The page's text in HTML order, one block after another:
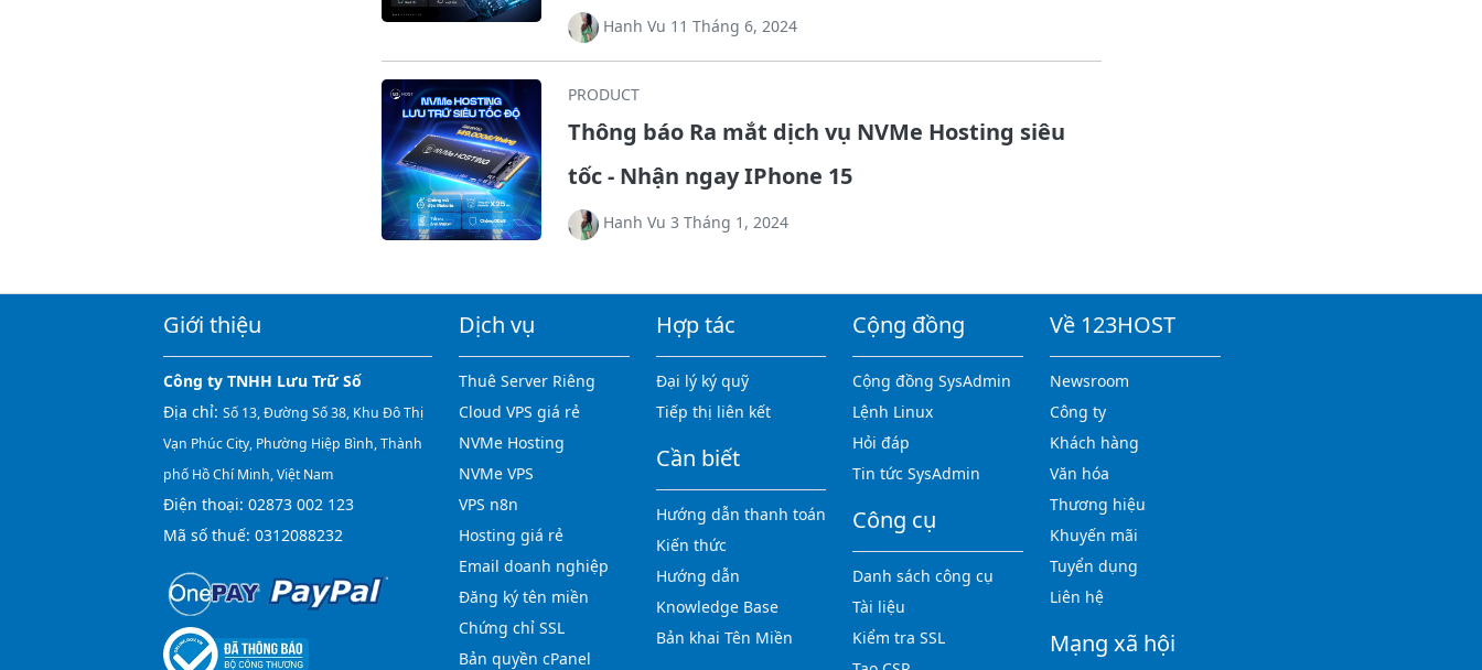
Hanh Vu 11 Tháng 6, 2024
PRODUCT
Thông báo Ra mắt dịch vụ NVMe Hosting siêu
tốc - Nhận ngay IPhone 15
Hanh Vu 3 Tháng 1, 2024
Giới thiệu
Công ty TNHH Lưu Trữ Số
Địa chỉ: Số 13, Đường Số 38, Khu Đô Thị
Vạn Phúc City, Phường Hiệp Bình, Thành
phố Hồ Chí Minh, Việt Nam
Điện thoại: 02873 002 123
Mã số thuế: 0312088232
Dịch vụ
Thuê Server Riêng
Cloud VPS giá rẻ
NVMe Hosting
NVMe VPS
VPS n8n
Hosting giá rẻ
Email doanh nghiệp
Đăng ký tên miền
Chứng chỉ SSL
Bản quyền cPanel
Hợp tác
Đại lý ký quỹ
Tiếp thị liên kết
Cần biết
Hướng dẫn thanh toán
Kiến thức
Hướng dẫn
Knowledge Base
Bản khai Tên Miền
Cộng đồng
Cộng đồng SysAdmin
Lệnh Linux
Hỏi đáp
Tin tức SysAdmin
Công cụ
Danh sách công cụ
Tài liệu
Kiểm tra SSL
Về 123HOST
Newsroom
Công ty
Khách hàng
Văn hóa
Thương hiệu
Khuyến mãi
Tuyển dụng
Liên hệ
Mạng xã hội